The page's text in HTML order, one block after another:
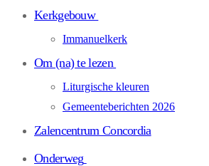
Kerkgebouw
Immanuelkerk
Om (na) te lezen
Liturgische kleuren
Gemeenteberichten 2026
Zalencentrum Concordia
Onderweg